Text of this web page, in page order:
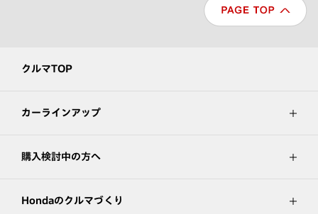
クルマTOP
カーラインアップ
購入検討中の方へ
Hondaのクルマづくり